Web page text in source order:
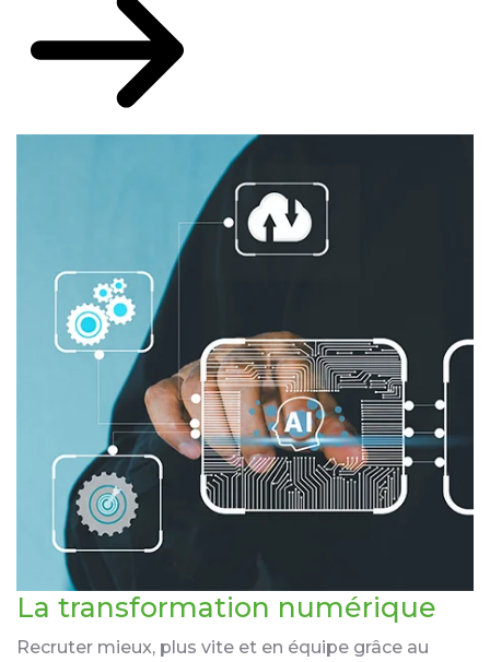
La transformation numérique
Recruter mieux, plus vite et en équipe grâce au